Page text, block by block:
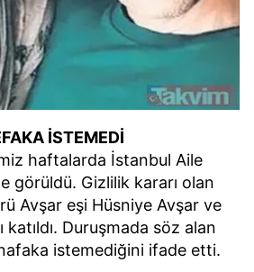
İSTEMEDİ
haftalarda İstanbul Aile
görüldü. Gizlilik kararı olan
Avşar eşi Hüsniye Avşar ve
Duruşmada söz alan
istemediğini ifade etti.